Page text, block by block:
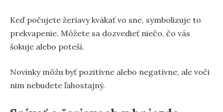
Keď počujete žeriavy kvákať vo sne, symbolizuje to
prekvapenie. Môžete sa dozvedieť niečo, čo vás
šokuje alebo poteší.
Novinky môžu byť pozitívne alebo negatívne, ale voči
nim nebudete ľahostajný.